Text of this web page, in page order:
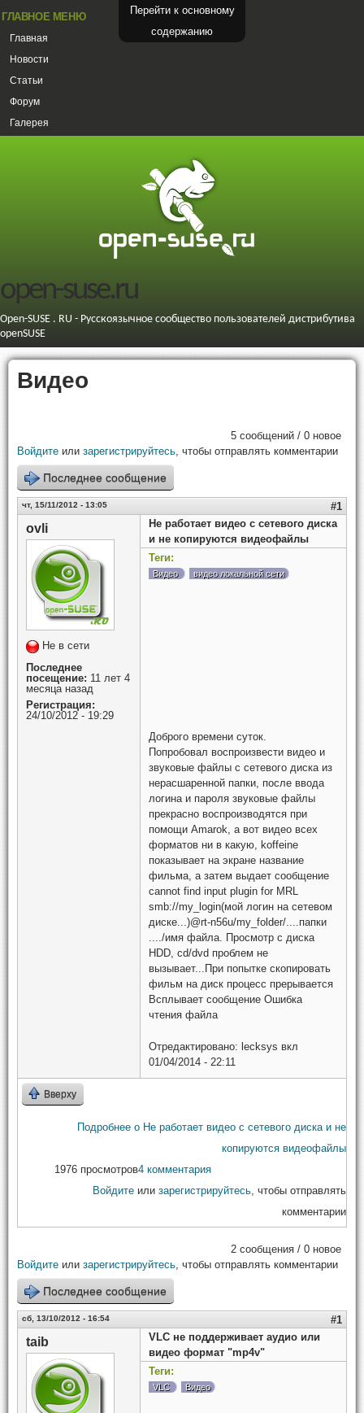
Перейти к основному
содержанию
ГЛАВНОЕ МЕНЮ
Главная
Новости
Статьи
Форум
Галерея
open-suse.ru
Open-SUSE . RU - Русскоязычное сообщество пользователей дистрибутива
openSUSE
Видео
5 сообщений / 0 новое
Войдите или зарегистрируйтесь, чтобы отправлять комментарии
Последнее сообщение
чт, 15/11/2012 - 13:05 #1
ovli
Не в сети
Последнее
посещение: 11 лет 4
месяца назад
Регистрация:
24/10/2012 - 19:29
Не работает видео с сетевого диска
и не копируются видеофайлы
Теги:
Видео видео локальной сети
Доброго времени суток.
Попробовал воспроизвести видео и
звуковые файлы с сетевого диска из
нерасшаренной папки, после ввода
логина и пароля звуковые файлы
прекрасно воспроизводятся при
помощи Amarok, а вот видео всех
форматов ни в какую, koffeine
показывает на экране название
фильма, а затем выдает сообщение
cannot find input plugin for MRL
smb://my_login(мой логин на сетевом
диске...)@rt-n56u/my_folder/....папки
..../имя файла. Просмотр с диска
HDD, cd/dvd проблем не
вызывает...При попытке скопировать
фильм на диск процесс прерывается
Всплывает сообщение Ошибка
чтения файла
Отредактировано: lecksys вкл
01/04/2014 - 22:11
Вверху
Подробнее о Не работает видео с сетевого диска и не
копируются видеофайлы
1976 просмотров4 комментария
Войдите или зарегистрируйтесь , чтобы отправлять
комментарии
2 сообщения / 0 новое
Войдите или зарегистрируйтесь , чтобы отправлять комментарии
Последнее сообщение
сб, 13/10/2012 - 16:54 #1
taib
VLC не поддерживает аудио или
видео формат "mp4v"
Теги:
VLC Видео